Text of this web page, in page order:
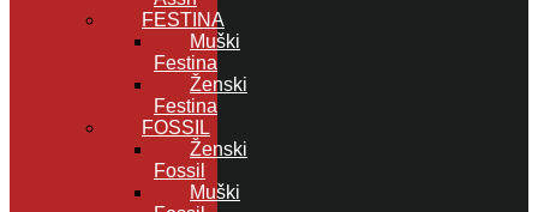
FESTINA
Muški
Festina
Ženski
Festina
FOSSIL
Ženski
Fossil
Muški